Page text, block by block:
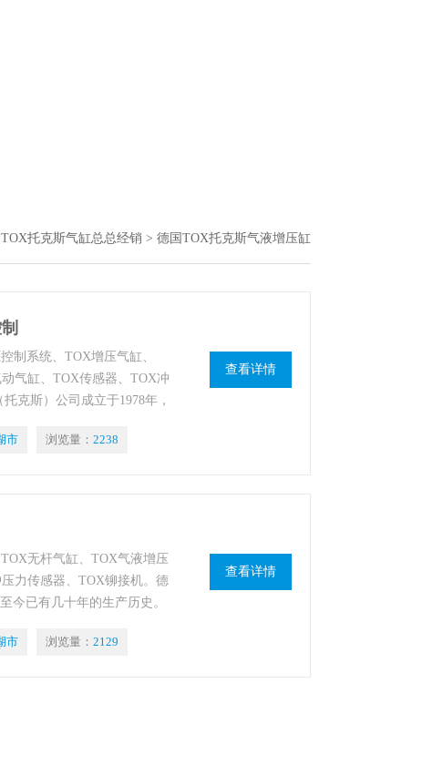
托克斯气缸总总经销 > 德国TOX托克斯气液增压缸
制系统、TOX增压气缸、
气缸、TOX传感器、TOX冲
克斯）公司成立于1978年，
市 浏览量： 2238
查看详情
无杆气缸、TOX气液增压
力传感器、TOX铆接机。德
今已有几十年的生产历史。
市 浏览量： 2129
查看详情